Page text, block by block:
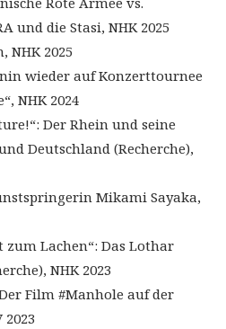
und die Stasi, NHK 2025
NHK 2025
wieder auf Konzerttournee
NHK 2024
Der Rhein und seine
Deutschland (Recherche),
Mikami Sayaka,
Lachen“: Das Lothar
NHK 2023
Film #Manhole auf der